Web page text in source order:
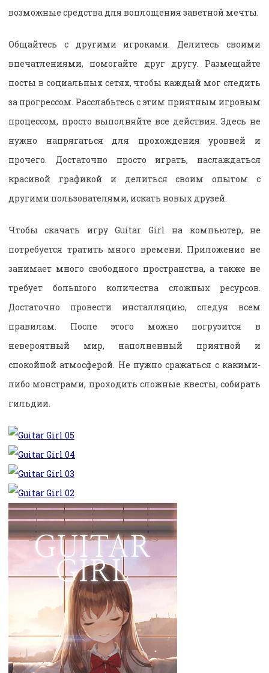
возможные средства для воплощения заветной мечты.
Общайтесь с другими игроками. Делитесь своими
впечатлениями, помогайте друг другу. Размещайте
посты в социальных сетях, чтобы каждый мог следить
за прогрессом. Расслабьтесь с этим приятным игровым
процессом, просто выполняйте все действия. Здесь не
нужно напрягаться для прохождения уровней и
прочего. Достаточно просто играть, наслаждаться
красивой графикой и делиться своим опытом с
другими пользователями, искать новых друзей.
Чтобы скачать игру Guitar Girl на компьютер, не
потребуется тратить много времени. Приложение не
занимает много свободного пространства, а также не
требует большого количества сложных ресурсов.
Достаточно провести инсталляцию, следуя всем
правилам. После этого можно погрузится в
невероятный мир, наполненный приятной и
спокойной атмосферой. Не нужно сражаться с какими-
либо монстрами, проходить сложные квесты, собирать
гильдии.